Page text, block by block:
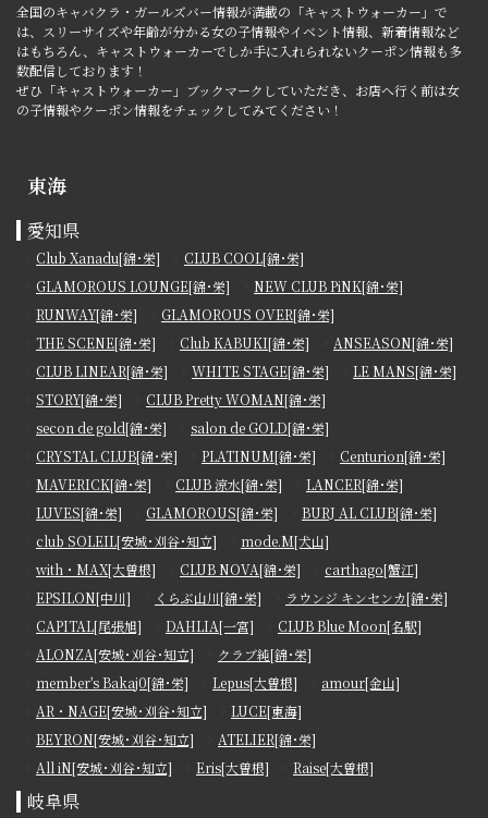
全国のキャバクラ・ガールズバー情報が満載の「キャストウォーカー」で
は、スリーサイズや年齢が分かる女の子情報やイベント情報、新着情報など
はもちろん、キャストウォーカーでしか手に入れられないクーポン情報も多
数配信しております！
ぜひ「キャストウォーカー」ブックマークしていただき、お店へ行く前は女
の子情報やクーポン情報をチェックしてみてください！
東海
愛知県
Club Xanadu[錦･栄]
CLUB COOL[錦･栄]
GLAMOROUS LOUNGE[錦･栄]
NEW CLUB PiNK[錦･栄]
RUNWAY[錦･栄]
GLAMOROUS OVER[錦･栄]
THE SCENE[錦･栄]
Club KABUKI[錦･栄]
ANSEASON[錦･栄]
CLUB LINEAR[錦･栄]
WHITE STAGE[錦･栄]
LE MANS[錦･栄]
STORY[錦･栄]
CLUB Pretty WOMAN[錦･栄]
secon de gold[錦･栄]
salon de GOLD[錦･栄]
CRYSTAL CLUB[錦･栄]
PLATINUM[錦･栄]
Centurion[錦･栄]
MAVERICK[錦･栄]
CLUB 涼水[錦･栄]
LANCER[錦･栄]
LUVES[錦･栄]
GLAMOROUS[錦･栄]
BURJ AL CLUB[錦･栄]
club SOLEIL[安城･刈谷･知立]
mode.M[犬山]
with・MAX[大曽根]
CLUB NOVA[錦･栄]
carthago[蟹江]
EPSILON[中川]
くらぶ山川[錦･栄]
ラウンジ キンセンカ[錦･栄]
CAPITAL[尾張旭]
DAHLIA[一宮]
CLUB Blue Moon[名駅]
ALONZA[安城･刈谷･知立]
クラブ純[錦･栄]
member's Bakaj0[錦･栄]
Lepus[大曽根]
amour[金山]
AR・NAGE[安城･刈谷･知立]
LUCE[東海]
BEYRON[安城･刈谷･知立]
ATELIER[錦･栄]
All iN[安城･刈谷･知立]
Eris[大曽根] Raise[大曽根]
岐阜県